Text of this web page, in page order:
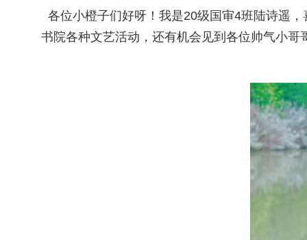
各位小橙子们好呀！我是20级国审4班陆诗遥
书院各种文艺活动，还有机会见到各位帅气小